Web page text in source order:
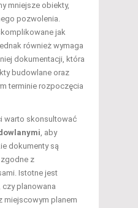
mniejsze obiekty,
pozwolenia.
jak
również wymaga
dokumentacji, która
budowlane oraz
terminie rozpoczęcia
warto skonsultować
, aby
dokumenty są
zgodne z
Istotne jest
planowana
miejscowym planem